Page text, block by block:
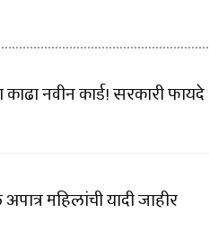
नवीन कार्ड! सरकारी फायदे
महिलांची यादी जाहीर